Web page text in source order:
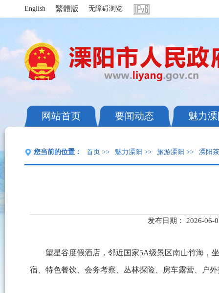
English 繁體版 无障碍浏览
网站首页 要闻动态 魅力
您当前的位置： 首页 >> 魅力溧阳 >> 旅游溧阳 >> 溧阳
发布日期： 2026-06-
望星谷度假酒店，邻近国家5A级景区南山竹海，
宿、特色餐饮、会务考察、丛林探险、房车露营、户